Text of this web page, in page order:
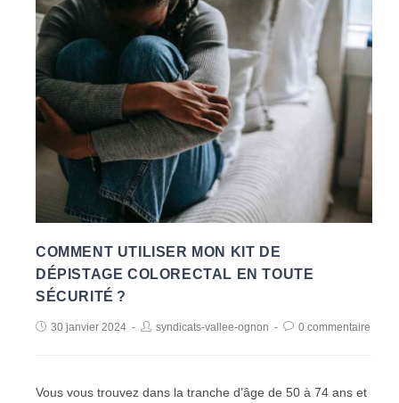
COMMENT UTILISER MON KIT DE
DÉPISTAGE COLORECTAL EN TOUTE
SÉCURITÉ ?
30 janvier 2024 syndicats-vallee-ognon 0 commentaire
Vous vous trouvez dans la tranche d’âge de 50 à 74 ans et